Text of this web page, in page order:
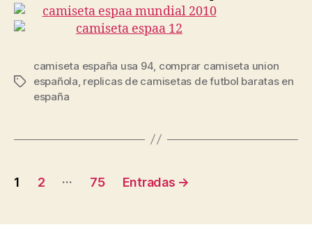
Etiquetas
camiseta españa usa 94 comprar camiseta union
española replicas de camisetas de futbol baratas en
españa
Paginación
1 2 … 75 Entradas →